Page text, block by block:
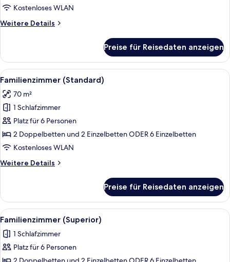
Kostenloses WLAN
Weitere Details
Weitere
Suite
Preise für Reisedaten anzeigen
Alle
Fotos
für
Familienzimmer
(Standard)
anzeigen
Hochwertige Bettwaren, Minibar,
4
Familienzimmer (Standard)
70 m²
1 Schlafzimmer
Platz für 6 Personen
2 Doppelbetten und 2 Einzelbetten ODER 6 Einzelbetten
Kostenloses WLAN
Weitere Details
Weitere
(Standard)
Preise für Reisedaten anzeigen
Alle
Fotos
für
Familienzimmer
Ein Hotelzimmer mit einem Bett,
3
Familienzimmer (Superior)
1 Schlafzimmer
Platz für 6 Personen